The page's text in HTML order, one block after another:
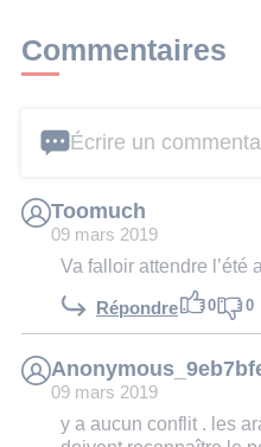
Commentaires
Écrire un
Toomuch
09 mars 2019
Va falloir attendre l’été
Répondre 0 0
09 mars 2019
y a aucun conflit . les